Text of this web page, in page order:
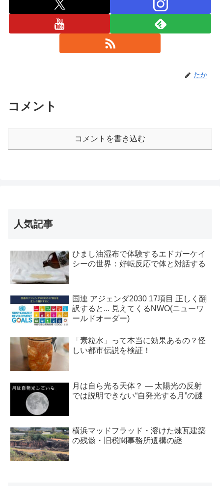
たか
コメント
コメントを書き込む
人気記事
ひまし油湿布で体験するエドガーケイ
シーの世界：好転反応で体と対話する
国連 アジェンダ2030 17項目 正しく翻
訳すると... 見えてくるNWO(ニューワ
ールドオーダー)
「素粒水」って本当に効果あるの？怪
しい都市伝説を検証！
月は自ら光る天体？ ― 太陽光の反射
では説明できない“自発光する月”の謎
横浜マッドフラッド・溶けた煉瓦建築
の残骸・旧税関事務所遺構の謎